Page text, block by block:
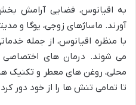
به اقیانوس، فضایی آرامش
آورند. ماساژهای زوجی، یوگا و
با منظره اقیانوس، از جمله
می شوند. درمان های اختصاصی
محلی، روغن های معطر و تکنیک
تا تمامی تنش ها را از خود دور